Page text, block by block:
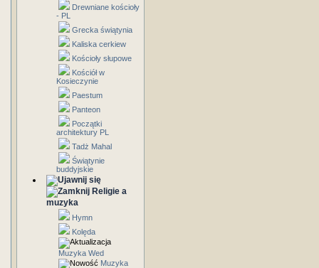
Drewniane kościoły
- PL
Grecka świątynia
Kaliska cerkiew
Kościoły słupowe
Kościół w
Kosieczynie
Paestum
Panteon
Początki
architektury PL
Tadż Mahal
Świątynie
buddyjskie
Religie a
muzyka
Hymn
Kolęda
Muzyka Wed
Muzyka